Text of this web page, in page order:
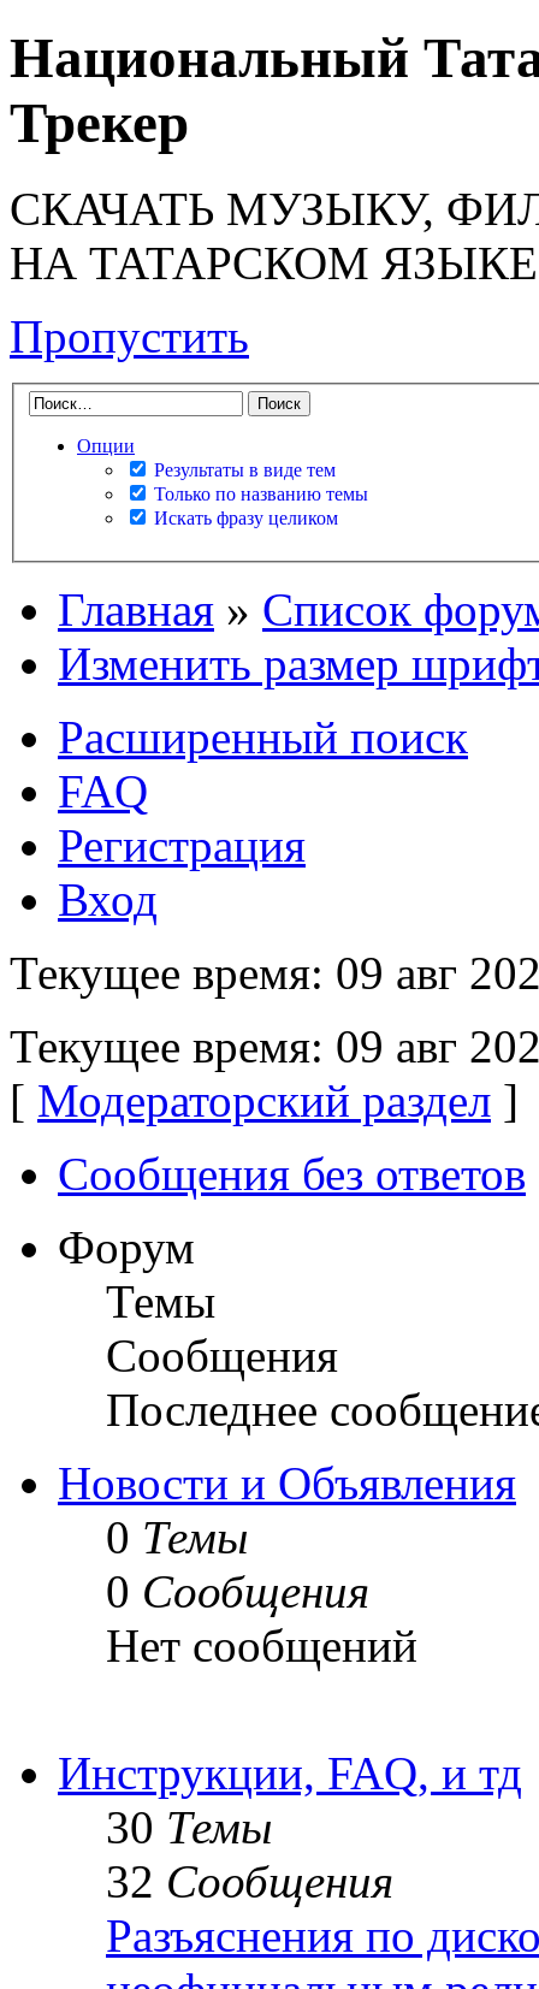
Национальный
Трекер
СКАЧАТЬ МУЗЫКУ,
НА ТАТАРСКОМ ЯЗЫКЕ
Пропустить
Опции
Результаты в виде тем
Только по названию темы
Искать фразу целиком
Главная » Список
Изменить размер
Расширенный поиск
FAQ
Регистрация
Вход
Текущее время: 09 авг
Текущее время: 09 авг
[ Модераторский раздел ]
Сообщения без ответов
Форум
Темы
Сообщения
Последнее
Новости и Объявления
0 Темы
0 Сообщения
Нет сообщений
Инструкции, FAQ, и тд
30 Темы
32 Сообщения
Разъяснения по